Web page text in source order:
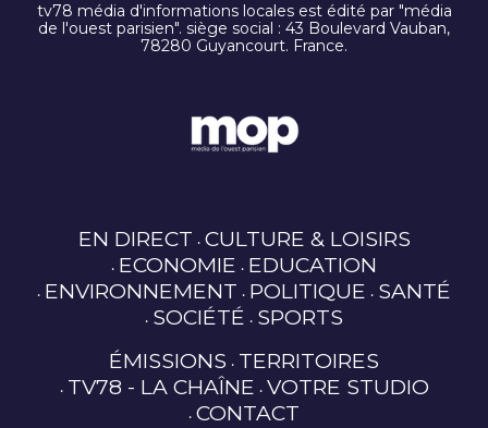
tv78 média d'informations locales est édité par "média
de l'ouest parisien". siège social : 43 Boulevard Vauban,
78280 Guyancourt. France.
EN DIRECT CULTURE & LOISIRS
ECONOMIE EDUCATION
ENVIRONNEMENT POLITIQUE SANTÉ
SOCIÉTÉ SPORTS
ÉMISSIONS TERRITOIRES
TV78 - LA CHAÎNE VOTRE STUDIO
CONTACT